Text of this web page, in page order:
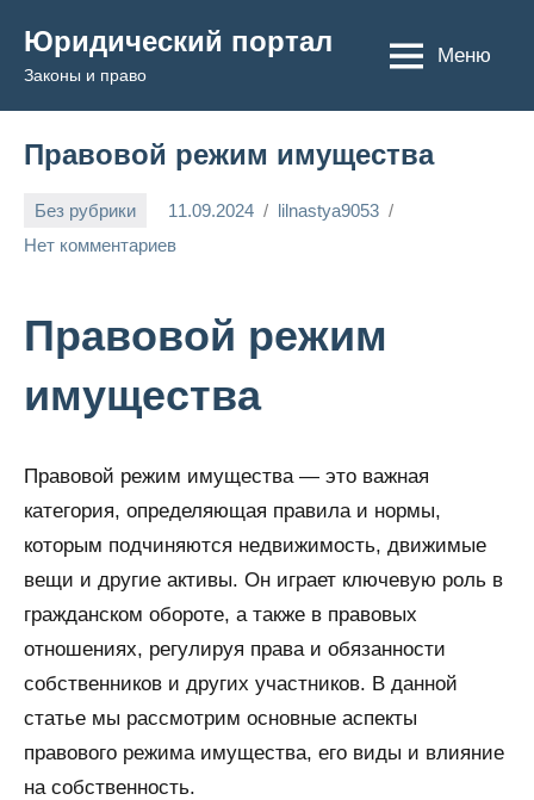
содержимому
Юридический портал
Законы и право
Меню
Правовой режим имущества
Без рубрики 11.09.2024
lilnastya9053
Нет комментариев
Правовой режим
имущества
Правовой режим имущества — это важная
категория, определяющая правила и нормы,
которым подчиняются недвижимость, движимые
вещи и другие активы. Он играет ключевую роль в
гражданском обороте, а также в правовых
отношениях, регулируя права и обязанности
собственников и других участников. В данной
статье мы рассмотрим основные аспекты
правового режима имущества, его виды и влияние
на собственность.